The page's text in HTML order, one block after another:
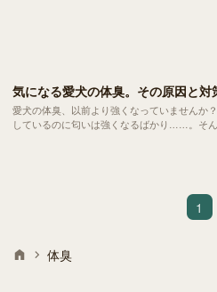
気になる愛犬の体臭。その原因と対
愛犬の体臭、以前より強くなっていませんか
しているのに匂いは強くなるばかり……。そ
1
体臭